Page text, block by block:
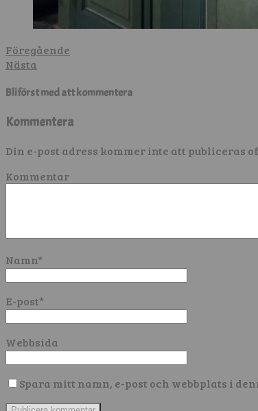
Föregående
Nästa
Bli först med att kommentera
Kommentera
Din e-post adress kommer inte att publiceras
Kommentar
Namn*
E-post*
Webbsida
Spara mitt namn, e-post och webbplats i